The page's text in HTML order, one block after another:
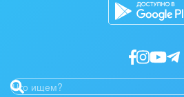
Рынки и торговля